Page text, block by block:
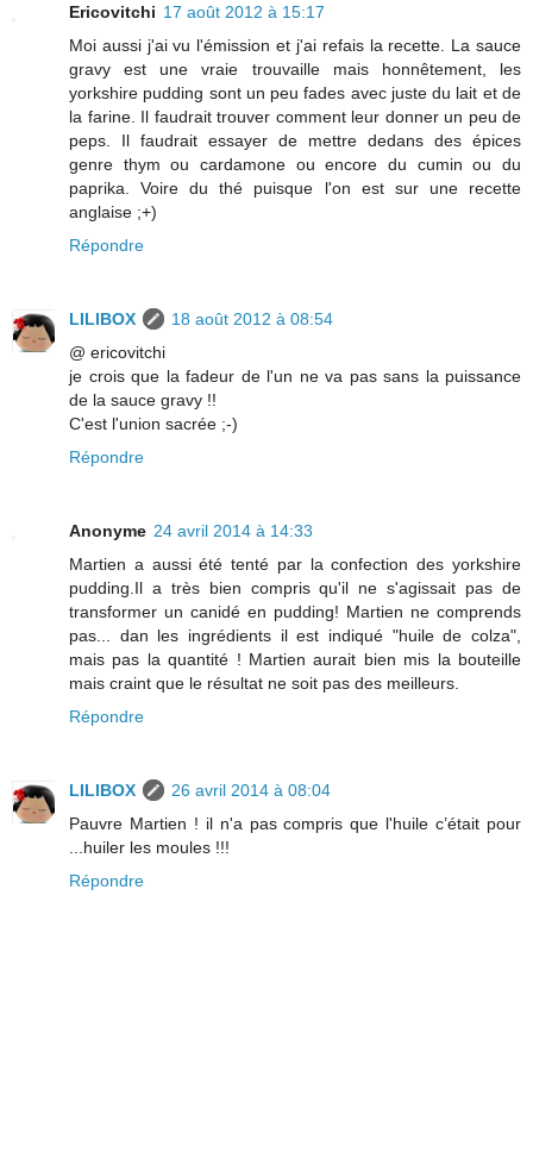
Ericovitchi 17 août 2012 à 15:17
Moi aussi j'ai vu l'émission et j'ai refais la recette. La sauce
gravy est une vraie trouvaille mais honnêtement, les
yorkshire pudding sont un peu fades avec juste du lait et de
la farine. Il faudrait trouver comment leur donner un peu de
peps. Il faudrait essayer de mettre dedans des épices
genre thym ou cardamone ou encore du cumin ou du
paprika. Voire du thé puisque l'on est sur une recette
anglaise ;+)
Répondre
LILIBOX
18 août 2012 à 08:54
@ ericovitchi
je crois que la fadeur de l'un ne va pas sans la puissance
de la sauce gravy !!
C'est l'union sacrée ;-)
Répondre
Anonyme 24 avril 2014 à 14:33
Martien a aussi été tenté par la confection des yorkshire
pudding.Il a très bien compris qu'il ne s'agissait pas de
transformer un canidé en pudding! Martien ne comprends
pas... dan les ingrédients il est indiqué "huile de colza",
mais pas la quantité ! Martien aurait bien mis la bouteille
mais craint que le résultat ne soit pas des meilleurs.
Répondre
LILIBOX
26 avril 2014 à 08:04
Pauvre Martien ! il n'a pas compris que l'huile c’était pour
...huiler les moules !!!
Répondre